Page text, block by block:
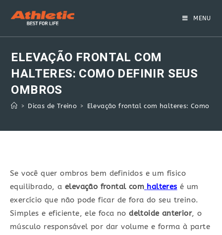
MENU
ELEVAÇÃO FRONTAL COM
HALTERES: COMO DEFINIR SEUS
OMBROS
> Dicas de Treino > Elevação frontal com halteres: Como
Se você quer ombros bem definidos e um físico
equilibrado, aelevação frontal com halteres é um
exercício que não pode ficar de fora do seu treino.
Simples e eficiente, ele foca nodeltoide anterior, o
músculo responsável por dar volume e forma à parte